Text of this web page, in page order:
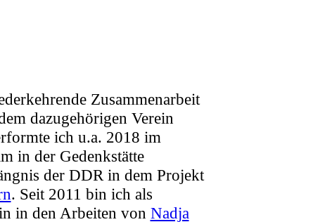
Zusammenarbeit
dazugehörigen Verein
ich u.a. 2018 im
in der Gedenkstätte
der DDR in dem Projekt
. Seit 2011 bin ich als
in den Arbeiten von Nadja